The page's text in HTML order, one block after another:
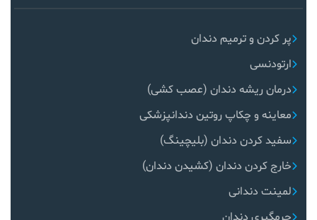
پر کردن و ترمیم دندان
ارتودنسی
درمان ریشه دندان (عصب کشی)
معاینه و چکاپ روتین دندانپزشکی
سفید کردن دندان (بلیچینگ)
خارج کردن دندان (کشیدن دندان)
لمینت دندانی